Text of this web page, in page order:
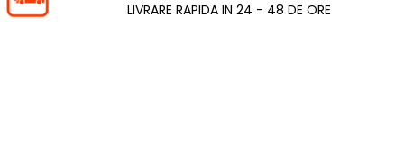
LIVRARE RAPIDA IN 24 - 48 DE ORE